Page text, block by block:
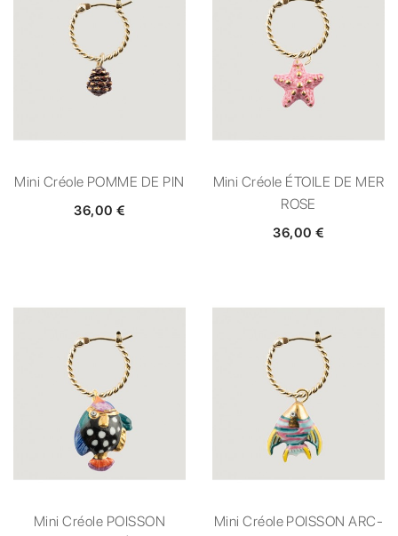
Mini Créole POMME DE PIN
36,00 €
Mini Créole ÉTOILE DE MER
ROSE
36,00 €
Mini Créole POISSON
Mini Créole POISSON ARC-